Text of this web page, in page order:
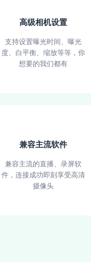
高级相机设置
支持设置曝光时间、曝光
度、白平衡、缩放等等，你
想要的我们都有
兼容主流软件
兼容主流的直播、录屏软
件，连接成功即刻享受高清
摄像头